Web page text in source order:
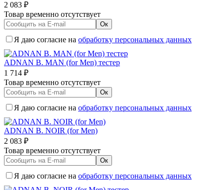
2 083 ₽
Товар временно отсутствует
Я даю согласие на обработку персональных данных
ADNAN B. MAN (for Men) тестер
1 714 ₽
Товар временно отсутствует
Я даю согласие на обработку персональных данных
ADNAN B. NOIR (for Men)
2 083 ₽
Товар временно отсутствует
Я даю согласие на обработку персональных данных